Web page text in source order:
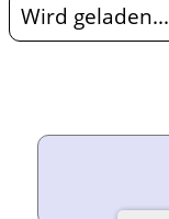
Wird geladen...